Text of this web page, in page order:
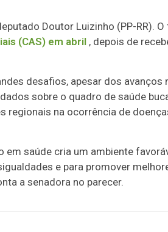
Doutor Luizinho (PP-RR).
(CAS) em abril, depois de
desafios, apesar dos avanços
sobre o quadro de saúde
regionais na ocorrência de
em saúde cria um ambiente
e para promover
a senadora no parecer.